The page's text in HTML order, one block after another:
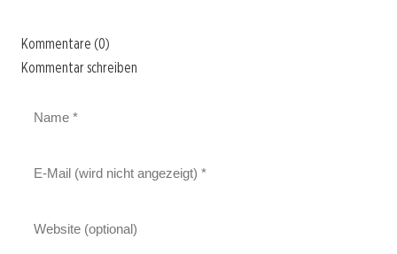
Kommentare (0)
Kommentar schreiben